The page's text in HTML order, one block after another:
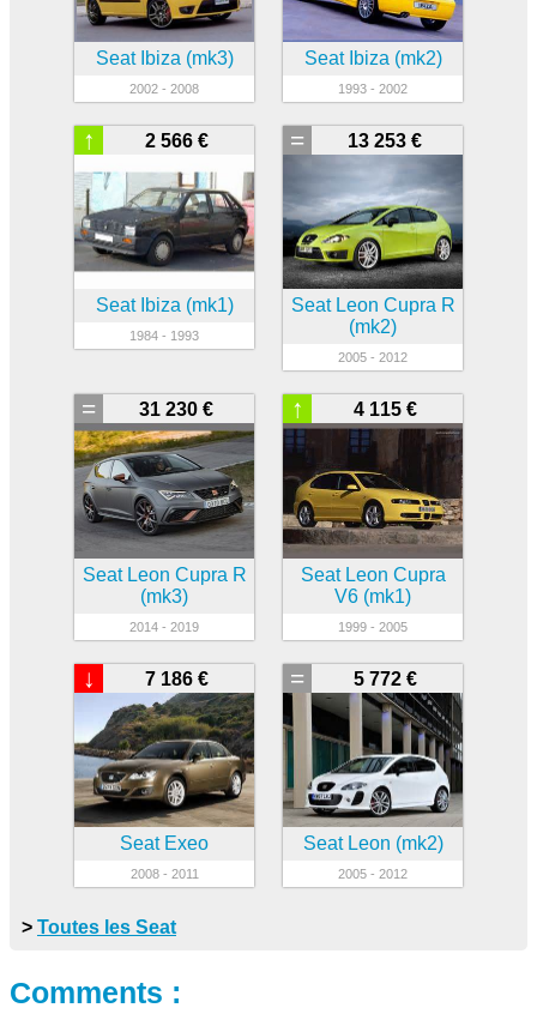
Seat Ibiza (mk3)
2002 - 2008
Seat Ibiza (mk2)
1993 - 2002
2 566 €
↑
Seat Ibiza (mk1)
1984 - 1993
13 253 €
=
Seat Leon Cupra R
(mk2)
2005 - 2012
31 230 €
=
Seat Leon Cupra R
(mk3)
2014 - 2019
4 115 €
↑
Seat Leon Cupra
V6 (mk1)
1999 - 2005
7 186 €
↓
Seat Exeo
2008 - 2011
5 772 €
=
Seat Leon (mk2)
2005 - 2012
> Toutes les Seat
Comments :